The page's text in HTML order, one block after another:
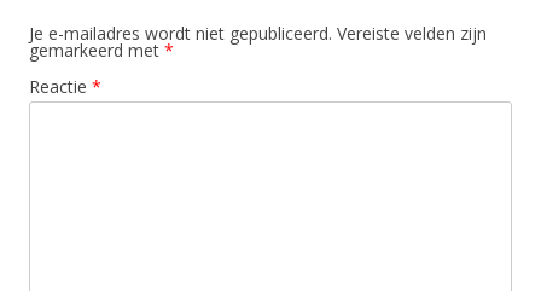
Je e-mailadres wordt niet gepubliceerd. Vereiste velden zijn
gemarkeerd met *
Reactie *